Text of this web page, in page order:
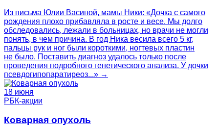
Из письма Юлии Васиной, мамы Ники: «Дочка с самого
рождения плохо прибавляла в росте и весе. Мы долго
обследовались, лежали в больницах, но врачи не могли
понять, в чем причина. В год Ника весила всего 5 кг,
пальцы рук и ног были короткими, ногтевых пластин
не было. Поставить диагноз удалось только после
проведения подробного генетического анализа. У дочки
псевдогипопаратиреоз...» →
18 июня
РБК-акции
Коварная опухоль